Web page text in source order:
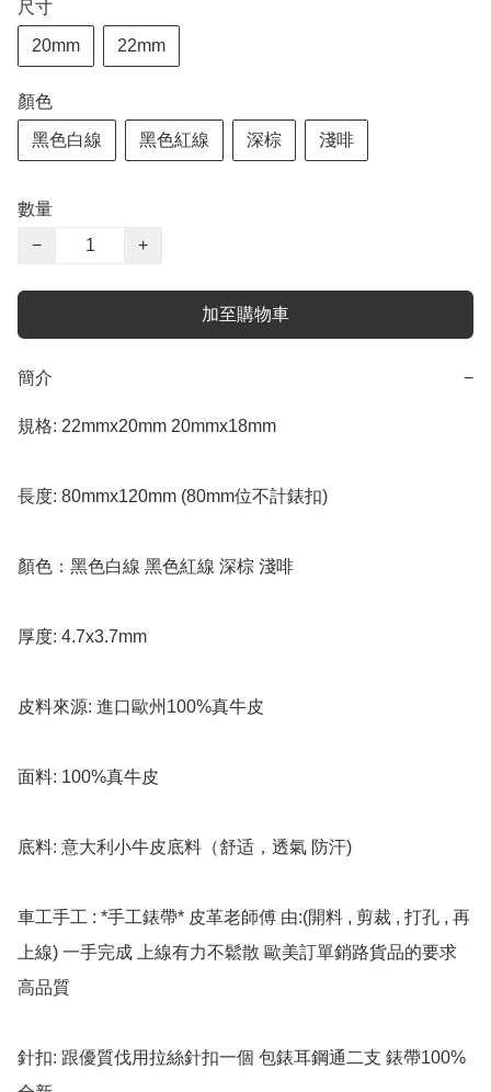
尺寸
20mm 22mm
顏色
黑色白線 黑色紅線 深棕 淺啡
數量
−
+
加至購物車
簡介 −
規格: 22mmx20mm 20mmx18mm
長度: 80mmx120mm (80mm位不計錶扣)
顏色：黑色白線 黑色紅線 深棕 淺啡
厚度: 4.7x3.7mm
皮料來源: 進口歐州100%真牛皮
面料: 100%真牛皮
底料: 意大利小牛皮底料（舒适，透氣 防汗)
車工手工 : *手工錶帶* 皮革老師傅 由:(開料 , 剪裁 , 打孔 , 再
上線) 一手完成 上線有力不鬆散 歐美訂單銷路貨品的要求
高品質
針扣: 跟優質伐用拉絲針扣一個 包錶耳鋼通二支 錶帶100%